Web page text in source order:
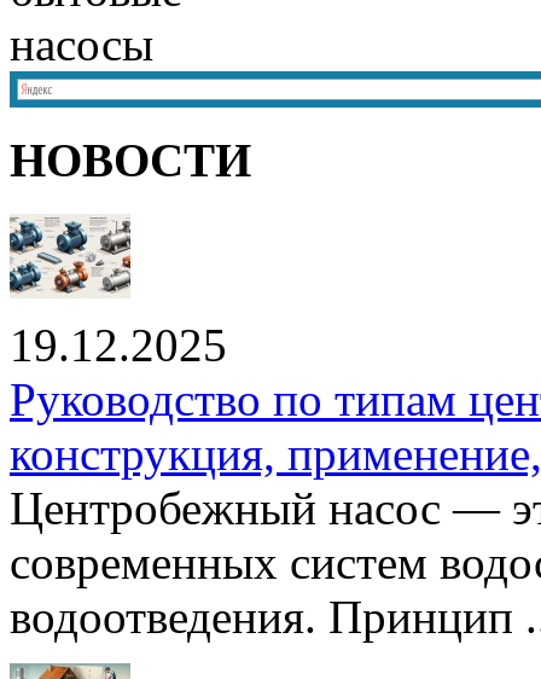
НОВОСТИ
19.12.2025
Руководство по типам
конструкция,
Центробежный насос —
современных систем
водоотведения. Принцип